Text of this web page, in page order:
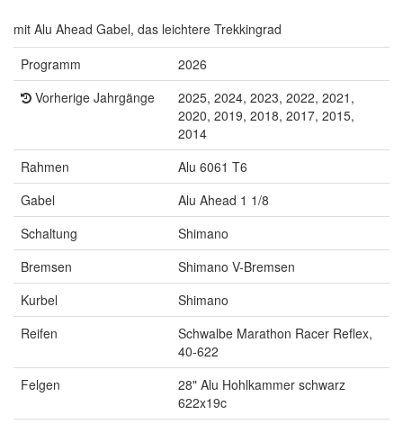
mit Alu Ahead Gabel, das leichtere Trekkingrad
Programm
2026
Vorherige Jahrgänge
2025, 2024, 2023, 2022, 2021,
2020, 2019, 2018, 2017, 2015,
2014
Rahmen
Alu 6061 T6
Gabel
Alu Ahead 1 1/8
Schaltung
Shimano
Bremsen
Shimano V-Bremsen
Kurbel
Shimano
Reifen
Schwalbe Marathon Racer Reflex,
40-622
Felgen
28" Alu Hohlkammer schwarz
622x19c